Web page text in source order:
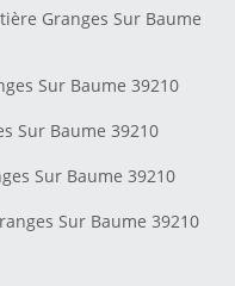
Granges Sur Baume
Sur Baume 39210
Sur Baume 39210
Sur Baume 39210
Sur Baume 39210